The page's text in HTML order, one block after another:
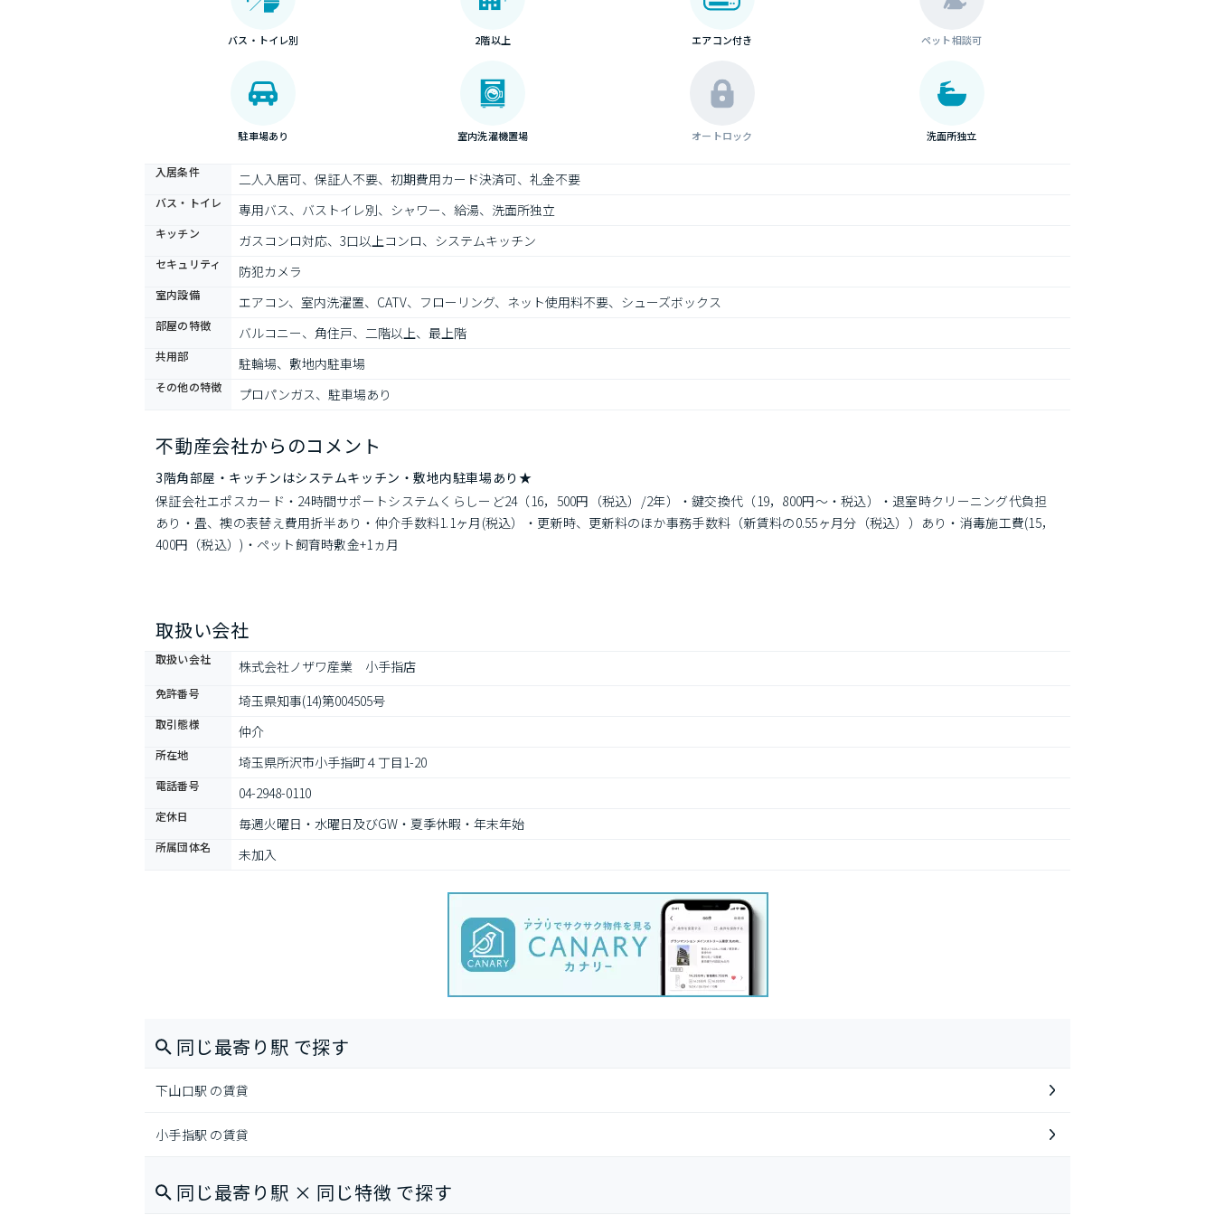
バス・トイレ別 2階以上 エアコン付き ペット相談可
駐車場あり 室内洗濯機置場 オートロック 洗面所独立
入居条件 二人入居可、保証人不要、初期費用カード決済可、礼金不要
バス・トイレ 専用バス、バストイレ別、シャワー、給湯、洗面所独立
キッチン ガスコンロ対応、3口以上コンロ、システムキッチン
セキュリティ 防犯カメラ
室内設備 エアコン、室内洗濯置、CATV、フローリング、ネット使用料不要、シューズボックス
部屋の特徴 バルコニー、角住戸、二階以上、最上階
共用部 駐輪場、敷地内駐車場
その他の特徴 プロパンガス、駐車場あり
不動産会社からのコメント
3階角部屋・キッチンはシステムキッチン・敷地内駐車場あり★
保証会社エポスカード・24時間サポートシステムくらしーど24（16，500円（税込）/2年）・鍵交換代（19，800円〜・税込）・退室時クリーニング代負担
あり・畳、襖の表替え費用折半あり・仲介手数料1.1ヶ月(税込）・更新時、更新料のほか事務手数料（新賃料の0.55ヶ月分（税込））あり・消毒施工費(15，
400円（税込）)・ペット飼育時敷金+1ヵ月
取扱い会社
取扱い会社 株式会社ノザワ産業　小手指店
免許番号 埼玉県知事(14)第004505号
取引態様 仲介
所在地 埼玉県所沢市小手指町４丁目1-20
電話番号 04-2948-0110
定休日 毎週火曜日・水曜日及びGW・夏季休暇・年末年始
所属団体名 未加入
同じ最寄り駅 で探す
下山口駅 の賃貸
小手指駅 の賃貸
同じ最寄り駅 × 同じ特徴 で探す